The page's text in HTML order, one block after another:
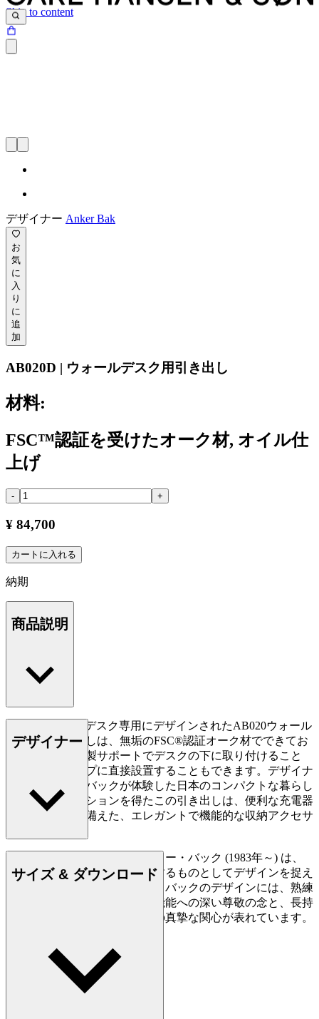
Skip to content
デザイナー Anker Bak
お
気
に
入
り
に
追
加
AB020D | ウォールデスク用引き出し
材料:
FSC™認証を受けたオーク材, オイル仕
上げ
- +
¥ 84,700
カートに入れる
納期
商品説明
AB019ウォールデスク専用にデザインされたAB020ウォール
デスク用引き出しは、無垢のFSC®認証オーク材でできてお
り、ステンレス製サポートでデスクの下に取り付けること
も、デスクトップに直接設置することもできます。デザイナ
ーのアンカー・バックが体験した日本のコンパクトな暮らし
にインスピレーションを得たこの引き出しは、便利な充電器
用コンセントも備えた、エレガントで機能的な収納アクセサ
デザイナー
デザイナー兼家具職人のアンカー・バック (1983年～) は、
人間を中心として問題を解決するものとしてデザインを捉え
ていることで知られています。バックのデザインには、熟練
の職人技と入念に考えられた機能への深い尊敬の念と、長持
ちする製品を生み出すことへの真摯な関心が表れています。
サイズ & ダウンロード